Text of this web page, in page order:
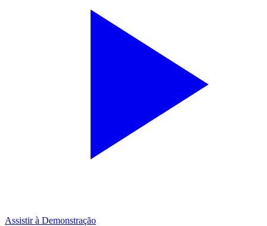
Assistir à Demonstração